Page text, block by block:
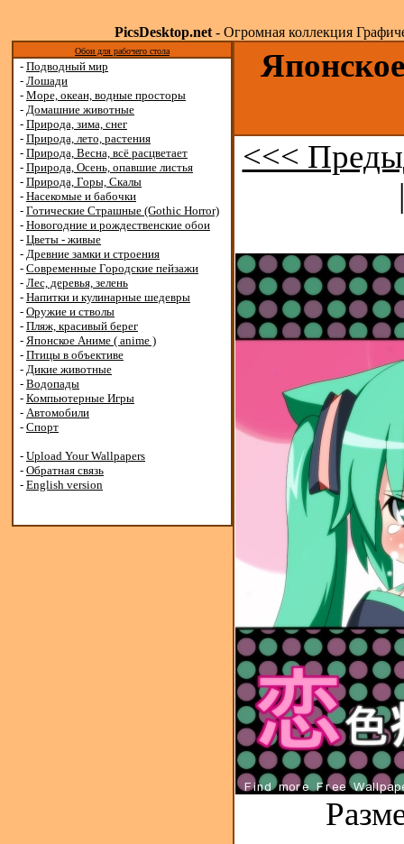
PicsDesktop.net- Огромная коллекция
Обои для рабочего стола
- Подводный мир
- Лошади
- Море, океан, водные просторы
- Домашние животные
- Природа, зима, снег
- Природа, лето, растения
- Природа, Весна, всё расцветает
- Природа, Осень, опавшие листья
- Природа, Горы, Скалы
- Насекомые и бабочки
- Готические Страшные (Gothic Horror)
- Новогодние и рождественские обои
- Цветы - живые
- Древние замки и строения
- Современные Городские пейзажи
- Лес, деревья, зелень
- Напитки и кулинарные шедевры
- Оружие и стволы
- Пляж, красивый берег
- Японское Аниме ( anime )
- Птицы в объективе
- Дикие животные
- Водопады
- Компьютерные Игры
- Автомобили
- Спорт
- Upload Your Wallpapers
- Обратная связь
- English version
<<<